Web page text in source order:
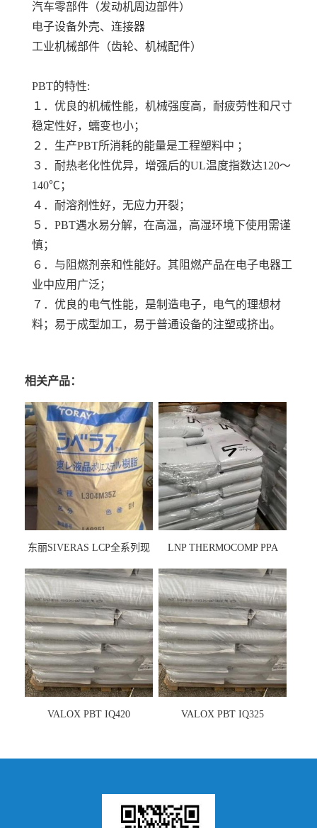
汽车零部件（发动机周边部件）
电子设备外壳、连接器
工业机械部件（齿轮、机械配件）
PBT的特性:
１．优良的机械性能，机械强度高，耐疲劳性和尺寸
稳定性好，蠕变也小；
２．生产PBT所消耗的能量是工程塑料中 ；
３．耐热老化性优异，增强后的UL温度指数达120～
140℃；
４．耐溶剂性好，无应力开裂；
５．PBT遇水易分解，在高温，高湿环境下使用需谨
慎；
６．与阻燃剂亲和性能好。其阻燃产品在电子电器工
业中应用广泛；
７．优良的电气性能，是制造电子，电气的理想材
料；易于成型加工，易于普通设备的注塑或挤出。
相关产品：
东丽SIVERAS LCP全系列现
LNP THERMOCOMP PPA
VALOX PBT IQ420 VALOX PBT IQ325